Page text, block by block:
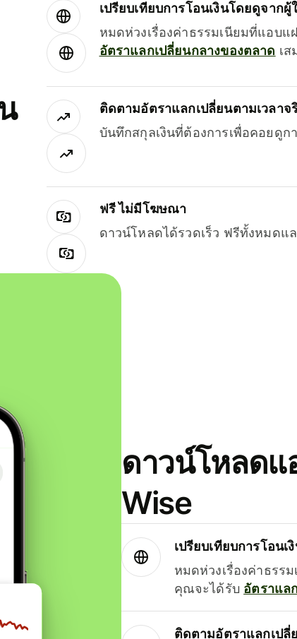
เปรียบเทียบการโอนเงินโดยดูจากผู้
หมดห่วงเรื่องค่าธรรมเนียมที่แอบ
อัตราแลกเปลี่ยนกลางของตลาด เส
ติดตามอัตราแลกเปลี่ยนตามเวลาจ
บันทึกสกุลเงินที่ต้องการเพื่อคอยดูก
ฟรี ไม่มีโฆษณา
ดาวน์โหลดได้รวดเร็ว ฟรีทั้งหมด
ดาวน์โหลดแ
Wise
เปรียบเทียบการโอน
หมดห่วงเรื่องค่าธรร
คุณจะได้รับ อัตราแล
ติดตามอัตราแลกเปลี่